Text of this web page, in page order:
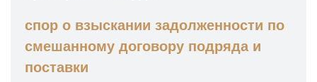
спор о взыскании задолженности по
смешанному договору подряда и
поставки